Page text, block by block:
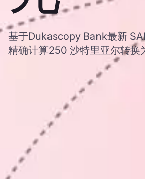
基于Dukascopy Bank最新
精确计算250 沙特里亚尔转换